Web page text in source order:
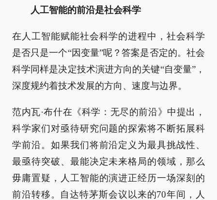
人工智能的前沿是社会科学
在人工智能赋能社会科学的进程中，社会科学
是否只是一个“因变量”呢？答案是否定的。社会
科学同样是决定技术演进方向的关键“自变量”，
深度规约着技术发展的方向、速度与边界。
范内瓦·布什在《科学：无尽的前沿》中提出，
科学家们对亟待研究问题的探索将不断拓展科
学前沿。如果我们将前沿定义为最具挑战性、
最亟待突破、最能决定未来格局的领域，那么
毋庸置疑，人工智能的演进正经历一场深刻的
前沿转移。自达特茅斯会议以来的70年间，人